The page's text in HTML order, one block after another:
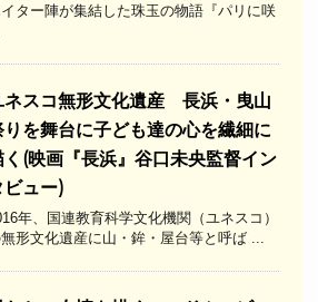
ター陣が集結した珠玉の物語『パリに咲
ネスコ無形文化遺産 長浜・曳山
りを舞台に子ども達の心を繊細に
く(映画『長浜』谷口未央監督イン
ビュー)
年、国連教育科学文化機関（ユネスコ）
形文化遺産に山・鉾・屋台等と呼ば ...